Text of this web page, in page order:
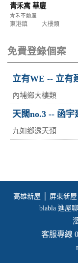
青禾寓 華廈
青禾不動產
東港鎮 大樓類
免費登錄個案
立有WE -- 立有
內埔鄉大樓類
天闊no.3 -- 函宇
九如鄉透天類
高雄新屋 屏東新屋
blabla 進屋聊
客服專線